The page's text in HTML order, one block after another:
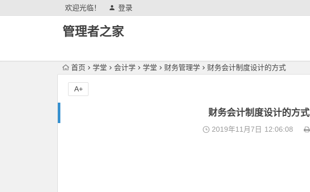
欢迎光临！ 登录
管理者之家
首页 学堂 会计学 学堂 财务管理学 财务会计制度设计的方式
财务会计制度设计的方式
2019年11月7日 12:06:08
A+